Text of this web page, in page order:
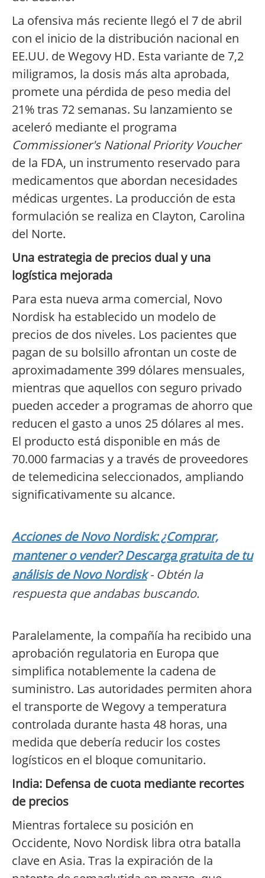
La ofensiva más reciente llegó el 7 de abril
con el inicio de la distribución nacional en
EE.UU. de Wegovy HD. Esta variante de 7,2
miligramos, la dosis más alta aprobada,
promete una pérdida de peso media del
21% tras 72 semanas. Su lanzamiento se
aceleró mediante el programa
Commissioner's National Priority Voucher
de la FDA, un instrumento reservado para
medicamentos que abordan necesidades
médicas urgentes. La producción de esta
formulación se realiza en Clayton, Carolina
del Norte.
Una estrategia de precios dual y una
logística mejorada
Para esta nueva arma comercial, Novo
Nordisk ha establecido un modelo de
precios de dos niveles. Los pacientes que
pagan de su bolsillo afrontan un coste de
aproximadamente 399 dólares mensuales,
mientras que aquellos con seguro privado
pueden acceder a programas de ahorro que
reducen el gasto a unos 25 dólares al mes.
El producto está disponible en más de
70.000 farmacias y a través de proveedores
de telemedicina seleccionados, ampliando
significativamente su alcance.
Acciones de Novo Nordisk: ¿Comprar,
mantener o vender? Descarga gratuita de tu
análisis de Novo Nordisk- Obtén la
respuesta que andabas buscando.
Paralelamente, la compañía ha recibido una
aprobación regulatoria en Europa que
simplifica notablemente la cadena de
suministro. Las autoridades permiten ahora
el transporte de Wegovy a temperatura
controlada durante hasta 48 horas, una
medida que debería reducir los costes
logísticos en el bloque comunitario.
India: Defensa de cuota mediante recortes
de precios
Mientras fortalece su posición en
Occidente, Novo Nordisk libra otra batalla
clave en Asia. Tras la expiración de la